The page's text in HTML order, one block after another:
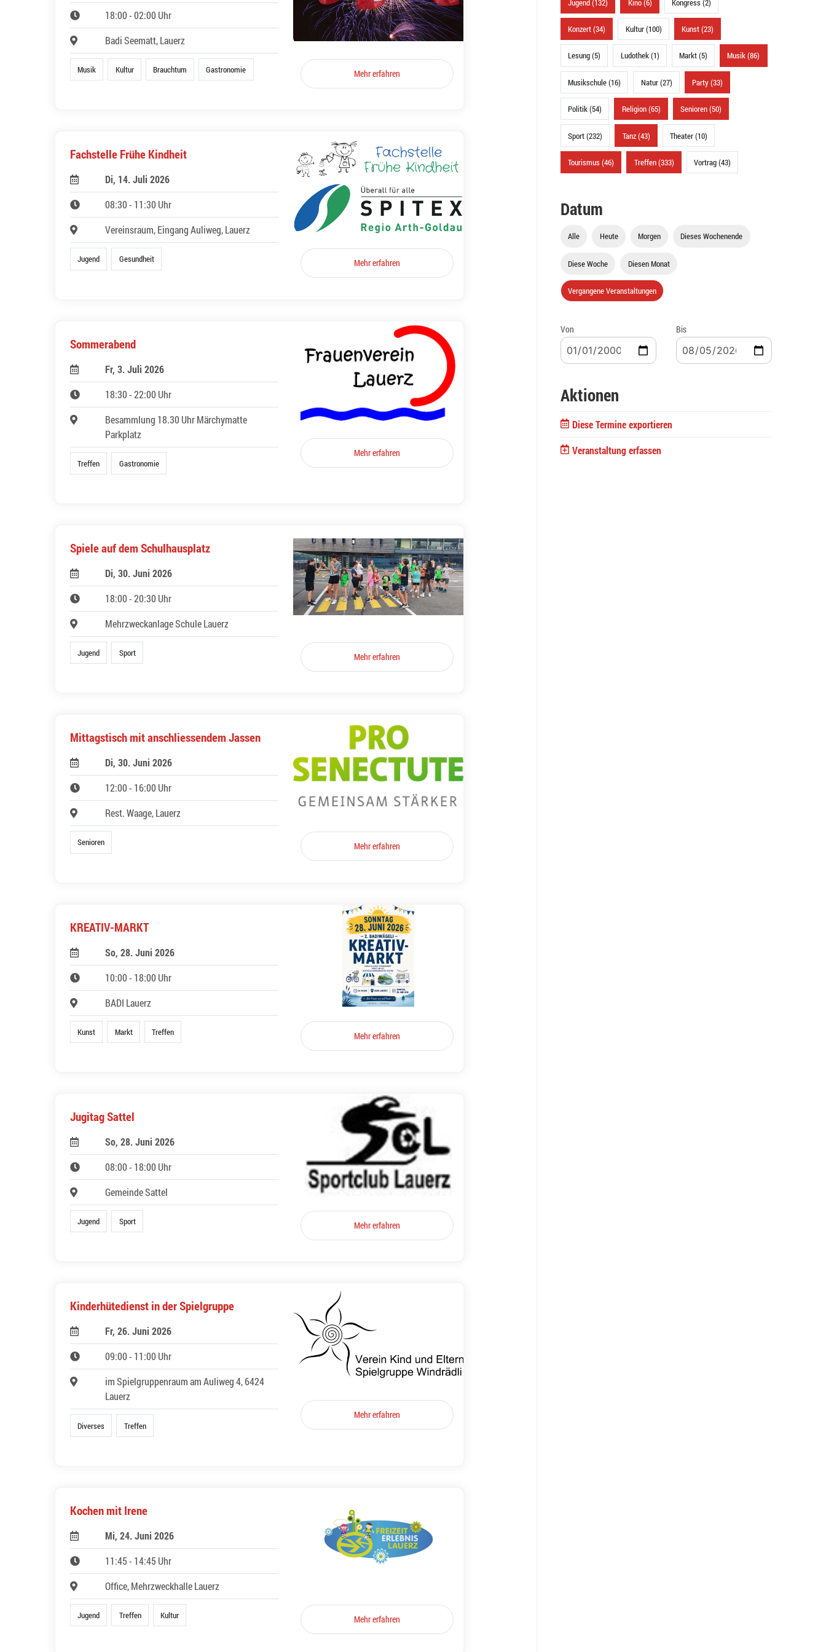
18:00 - 02:00 Uhr
Badi Seematt, Lauerz
Musik Kultur Brauchtum Gastronomie Mehr erfahren
Fachstelle Frühe Kindheit
Di, 14. Juli 2026
08:30 - 11:30 Uhr
Vereinsraum, Eingang Auliweg, Lauerz
Jugend Gesundheit Mehr erfahren
Sommerabend
Fr, 3. Juli 2026
18:30 - 22:00 Uhr
Besammlung 18.30 Uhr Märchymatte
Parkplatz
Treffen Gastronomie
Mehr erfahren
Spiele auf dem Schulhausplatz
Di, 30. Juni 2026
18:00 - 20:30 Uhr
Mehrzweckanlage Schule Lauerz
Jugend Sport Mehr erfahren
Mittagstisch mit anschliessendem Jassen
Di, 30. Juni 2026
12:00 - 16:00 Uhr
Rest. Waage, Lauerz
Senioren Mehr erfahren
KREATIV-MARKT
So, 28. Juni 2026
10:00 - 18:00 Uhr
BADI Lauerz
Kunst Markt Treffen Mehr erfahren
Jugitag Sattel
So, 28. Juni 2026
08:00 - 18:00 Uhr
Gemeinde Sattel
Jugend Sport Mehr erfahren
Kinderhütedienst in der Spielgruppe
Fr, 26. Juni 2026
09:00 - 11:00 Uhr
im Spielgruppenraum am Auliweg 4, 6424
Lauerz
Diverses Treffen
Mehr erfahren
Kochen mit Irene
Mi, 24. Juni 2026
11:45 - 14:45 Uhr
Office, Mehrzweckhalle Lauerz
Jugend Treffen Kultur Mehr erfahren
Jugend (132) Kino (6) Kongress (2)
Konzert (34) Kultur (100) Kunst (23)
Lesung (5) Ludothek (1) Markt (5) Musik (86)
Musikschule (16) Natur (27) Party (33)
Politik (54) Religion (65) Senioren (50)
Sport (232) Tanz (43) Theater (10)
Tourismus (46) Treffen (333) Vortrag (43)
Datum
Alle Heute Morgen Dieses Wochenende
Diese Woche Diesen Monat
Vergangene Veranstaltungen
Von Bis
Aktionen
Diese Termine exportieren
Veranstaltung erfassen